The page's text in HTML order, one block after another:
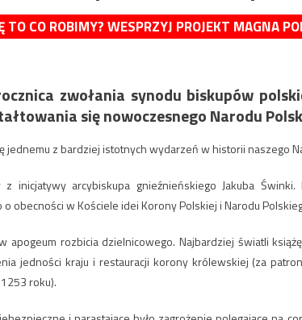
TO CO ROBIMY? WESPRZYJ PROJEKT MAGNA
zwołania synodu biskupów
się nowoczesnego Narodu
jednemu z bardziej istotnych wydarzeń w historii naszego
inicjatywy arcybiskupa gnieźnieńskiego Jakuba
obecności w Kościele idei Korony Polskiej i Narodu
apogeum rozbicia dzielnicowego. Najbardziej światli
jedności kraju i restauracji korony królewskiej (za
roku).